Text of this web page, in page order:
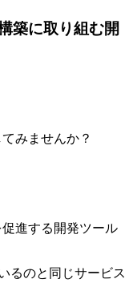
築に取り組む開
みませんか？
進する開発ツール
るのと同じサービス